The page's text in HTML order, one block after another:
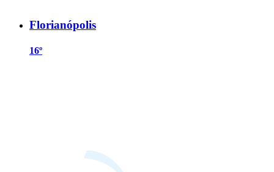
Florianópolis
16º